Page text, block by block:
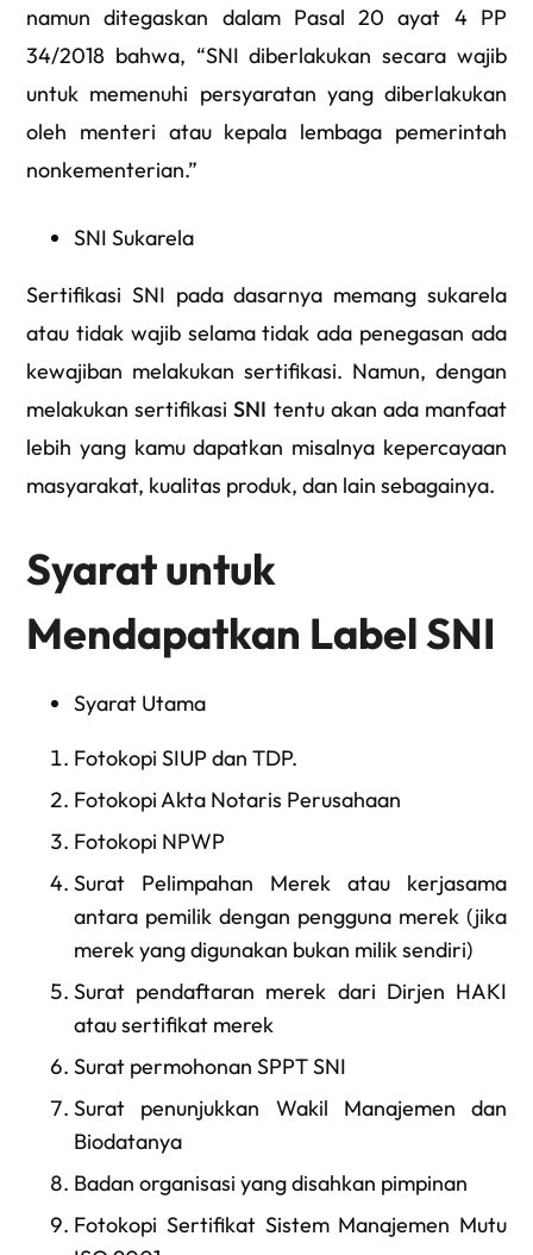
namun ditegaskan dalam Pasal 20 ayat 4 PP
34/2018 bahwa, “SNI diberlakukan secara wajib
untuk memenuhi persyaratan yang diberlakukan
oleh menteri atau kepala lembaga pemerintah
nonkementerian.”
SNI Sukarela
Sertifikasi SNI pada dasarnya memang sukarela
atau tidak wajib selama tidak ada penegasan ada
kewajiban melakukan sertifikasi. Namun, dengan
melakukan sertifikasiSNI tentu akan ada manfaat
lebih yang kamu dapatkan misalnya kepercayaan
masyarakat, kualitas produk, dan lain sebagainya.
Syarat untuk
Mendapatkan Label SNI
Syarat Utama
Fotokopi SIUP dan TDP.
Fotokopi Akta Notaris Perusahaan
Fotokopi NPWP
Surat Pelimpahan Merek atau kerjasama
antara pemilik dengan pengguna merek (jika
merek yang digunakan bukan milik sendiri)
Surat pendaftaran merek dari Dirjen HAKI
atau sertifikat merek
Surat permohonan SPPT SNI
Surat penunjukkan Wakil Manajemen dan
Biodatanya
Badan organisasi yang disahkan pimpinan
Fotokopi Sertifikat Sistem Manajemen Mutu